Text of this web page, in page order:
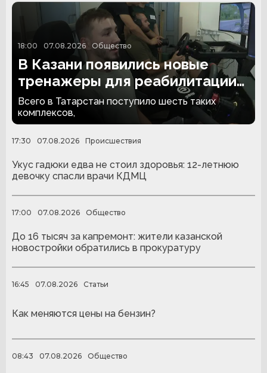
18:00 07.08.2026 Общество
В Казани появились новые
тренажеры для реабилитации
людей с ампутациями
Всего в Татарстан поступило шесть таких
комплексов,
17:30 07.08.2026 Происшествия
Укус гадюки едва не стоил здоровья: 12-летнюю
девочку спасли врачи КДМЦ
17:00 07.08.2026 Общество
До 16 тысяч за капремонт: жители казанской
новостройки обратились в прокуратуру
16:45 07.08.2026 Статьи
Как меняются цены на бензин?
08:43 07.08.2026 Общество